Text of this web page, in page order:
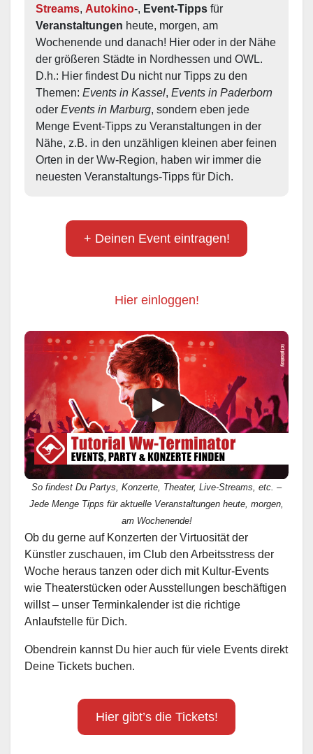
Streams, Autokino-, Event-Tipps
Veranstaltungen heute, morgen, am
Wochenende und danach! Hier oder in der Nähe
der größeren Städte in Nordhessen und OWL.
D.h.: Hier findest Du nicht nur Tipps zu den
Themen: Events in Kassel, Events in Paderborn
oder Events in Marburg, sondern eben jede
Menge Event-Tipps zu Veranstaltungen in der
Nähe, z.B. in den unzähligen kleinen aber feinen
Orten in der Ww-Region, haben wir immer die
neuesten Veranstaltungs-Tipps für Dich.
+ Deinen Event eintragen!
Hier einloggen!
So findest Du Partys, Konzerte, Theater, Live-Streams, etc. –
Jede Menge Tipps für aktuelle Veranstaltungen heute, morgen,
am Wochenende!
Ob du gerne auf Konzerten der Virtuosität der
Künstler zuschauen, im Club den Arbeitsstress der
Woche heraus tanzen oder dich mit Kultur-Events
wie Theaterstücken oder Ausstellungen beschäftigen
willst – unser Terminkalender ist die richtige
Anlaufstelle für Dich.
Obendrein kannst Du hier auch für viele Events direkt
Deine Tickets buchen.
Hier gibt’s die Tickets!